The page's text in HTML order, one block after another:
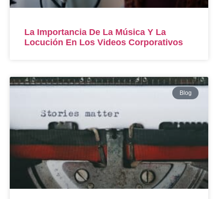
La Importancia De La Música Y La
Locución En Los Videos Corporativos
Blog